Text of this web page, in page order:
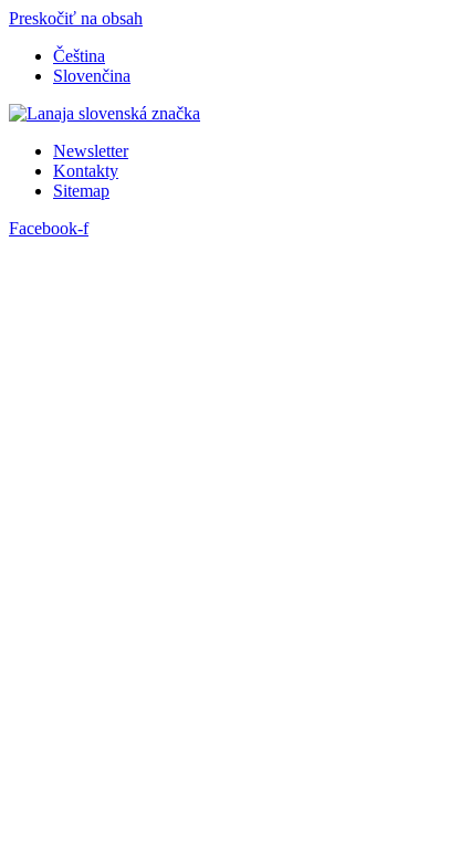
Preskočiť na obsah
Čeština
Slovenčina
Newsletter
Kontakty
Sitemap
Facebook-f